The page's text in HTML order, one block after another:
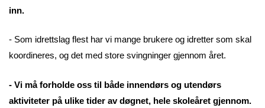
inn.
- Som idrettslag flest har vi mange brukere og idretter som skal
koordineres, og det med store svingninger gjennom året.
- Vi må forholde oss til både innendørs og utendørs
aktiviteter på ulike tider av døgnet, hele skoleåret gjennom.